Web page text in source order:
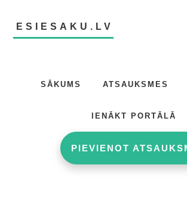
main
footerESIESAKU.LV
SĀKUMS ATSAUKSMES
IENĀKT PORTĀLĀ
PIEVIENOT